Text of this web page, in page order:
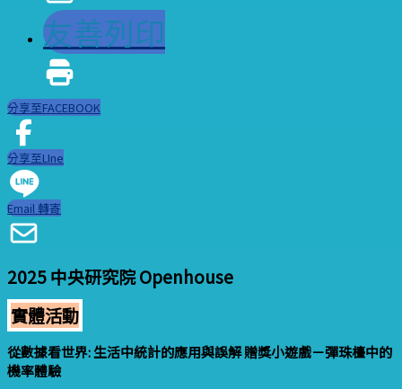
友善列印
分享至FACEBOOK
分享至LIne
Email 轉寄
2025 中央研究院 Openhouse
實體活動
從數據看世界: 生活中統計的應用與誤解 贈獎小遊戲－彈珠檯中的
機率體驗